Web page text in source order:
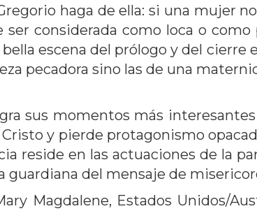
haga de ella: si una mujer
ser considerada como loca o
escena del prólogo y del cierre
pecadora sino las de una
sus momentos más
y pierde protagonismo
reside en las actuaciones de la
guardiana del mensaje de
Magdalene, Estados Unidos/